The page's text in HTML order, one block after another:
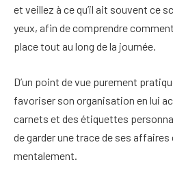
et veillez à ce qu’il ait souvent ce
yeux, afin de comprendre
place tout au long de la journée.
D’un point de vue purement
favoriser son organisation en lui
carnets et des étiquettes
de garder une trace de ses
mentalement.